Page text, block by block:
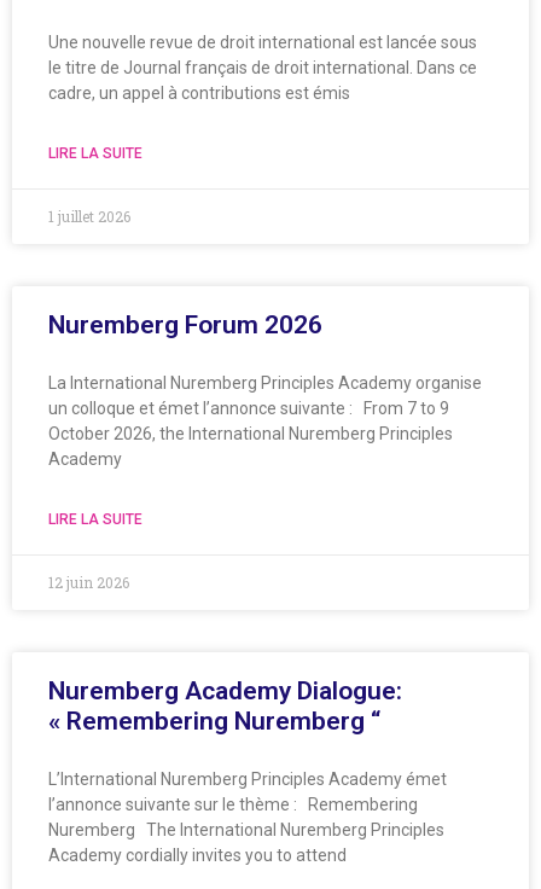
Une nouvelle revue de droit international est lancée sous
le titre de Journal français de droit international. Dans ce
cadre, un appel à contributions est émis
LIRE LA SUITE
1 juillet 2026
Nuremberg Forum 2026
La International Nuremberg Principles Academy organise
un colloque et émet l’annonce suivante : From 7 to 9
October 2026, the International Nuremberg Principles
Academy
LIRE LA SUITE
12 juin 2026
Nuremberg Academy Dialogue:
« Remembering Nuremberg “
L’International Nuremberg Principles Academy émet
l’annonce suivante sur le thème : Remembering
Nuremberg The International Nuremberg Principles
Academy cordially invites you to attend